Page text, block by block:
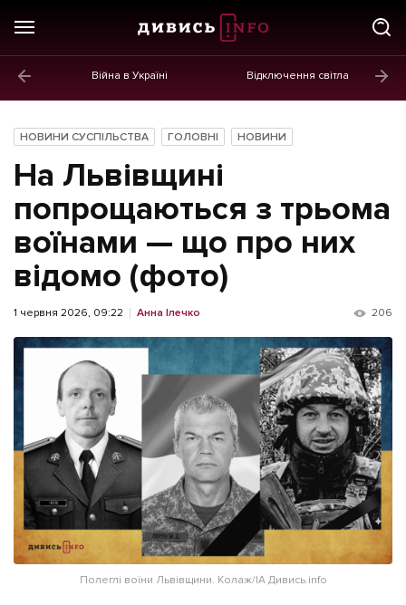
Війна в Україні Відключення світла
Новини
Політика
Економіка
Бізнес
Життя
Культура
Афіша
Інтерв'ю
Картки
Репортаж
Розслідування
Погляди
Прес-релізи
Фото/Відео
Made in Lviv
НОВИНИ СУСПІЛЬСТВА ГОЛОВНІ НОВИНИ
На Львівщині
попрощаються з трьома
воїнами — що про них
відомо (фото)
1 червня 2026, 09:22 Анна Ілечко 206
Полеглі воїни Львівщини. Колаж/ІА Дивись.info